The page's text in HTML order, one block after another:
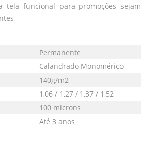
tela funcional para promoções sejam
Permanente
Calandrado Monomérico
140g/m2
1,06 / 1,27 / 1,37 / 1,52
100 microns
Até 3 anos